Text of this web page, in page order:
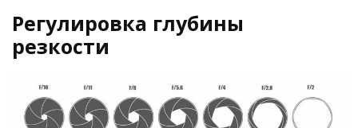
Регулировка глубины
резкости